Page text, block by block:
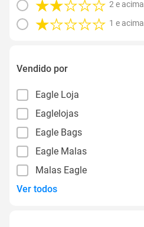
2 e acima
1 e acima
Vendido por
Eagle Loja
Eaglelojas
Eagle Bags
Eagle Malas
Malas Eagle
Ver todos